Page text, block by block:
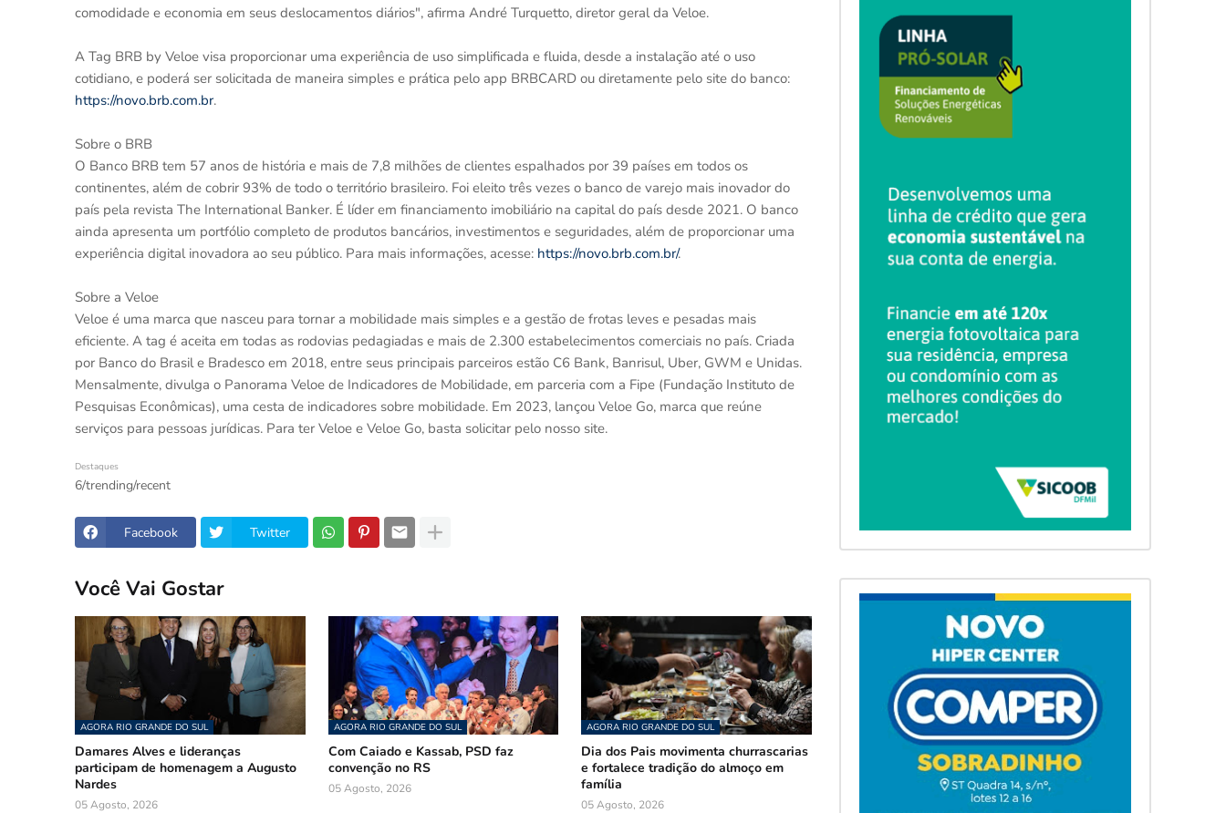
comodidade e economia em seus deslocamentos diários", afirma André Turquetto, diretor geral da Veloe.
A Tag BRB by Veloe visa proporcionar uma experiência de uso simplificada e fluida, desde a instalação até o uso
cotidiano, e poderá ser solicitada de maneira simples e prática pelo app BRBCARD ou diretamente pelo site do banco:
https://novo.brb.com.br.
Sobre o BRB
O Banco BRB tem 57 anos de história e mais de 7,8 milhões de clientes espalhados por 39 países em todos os
continentes, além de cobrir 93% de todo o território brasileiro. Foi eleito três vezes o banco de varejo mais inovador do
país pela revista The International Banker. É líder em financiamento imobiliário na capital do país desde 2021. O banco
ainda apresenta um portfólio completo de produtos bancários, investimentos e seguridades, além de proporcionar uma
experiência digital inovadora ao seu público. Para mais informações, acesse: https://novo.brb.com.br/.
Sobre a Veloe
Veloe é uma marca que nasceu para tornar a mobilidade mais simples e a gestão de frotas leves e pesadas mais
eficiente. A tag é aceita em todas as rodovias pedagiadas e mais de 2.300 estabelecimentos comerciais no país. Criada
por Banco do Brasil e Bradesco em 2018, entre seus principais parceiros estão C6 Bank, Banrisul, Uber, GWM e Unidas.
Mensalmente, divulga o Panorama Veloe de Indicadores de Mobilidade, em parceria com a Fipe (Fundação Instituto de
Pesquisas Econômicas), uma cesta de indicadores sobre mobilidade. Em 2023, lançou Veloe Go, marca que reúne
serviços para pessoas jurídicas. Para ter Veloe e Veloe Go, basta solicitar pelo nosso site.
Destaques
6/trending/recent
Facebook Twitter
Você Vai Gostar
AGORA RIO GRANDE DO SUL
Damares Alves e lideranças
participam de homenagem a Augusto
Nardes
05 Agosto, 2026
AGORA RIO GRANDE DO SUL
Com Caiado e Kassab, PSD faz
convenção no RS
05 Agosto, 2026
AGORA RIO GRANDE DO SUL
Dia dos Pais movimenta churrascarias
e fortalece tradição do almoço em
família
05 Agosto, 2026